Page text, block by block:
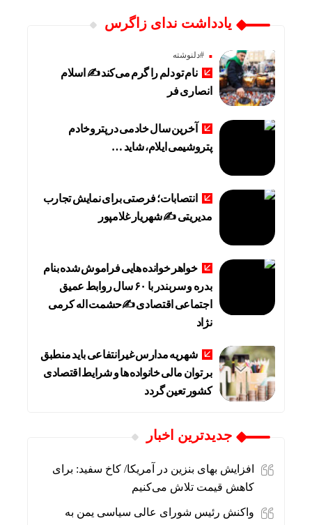
یادداشت ندای زاگرس
#دلنوشته
نام تو دلم را گرم می‌کند ✍️ اسلام
انصاری فر
آخرین سال خادمی در پتروخادم
پتروشیمی ایلام، شاید …
انتصابات؛ فرصتی برای نمایش تجارب
مدیریتی ✍ شهریار غلامپور
خواهر خوانده هایی فراموش شده بنام
بدره و سربندر با ۶۰ سال روابط عمیق
اجتماعی اقتصادی ✍حشمت اله کرمی
نژاد
شهریه مدارس غیرانتفاعی باید منطبق
بر توان مالی خانواده ها و شرایط اقتصادی
کشور تعین گردد
جديدترين اخبار
افزایش بهای بنزین در آمریکا/ کاخ سفید: برای
کاهش قیمت تلاش می‌کنیم
واکنش رئیس شورای عالی سیاسی یمن به